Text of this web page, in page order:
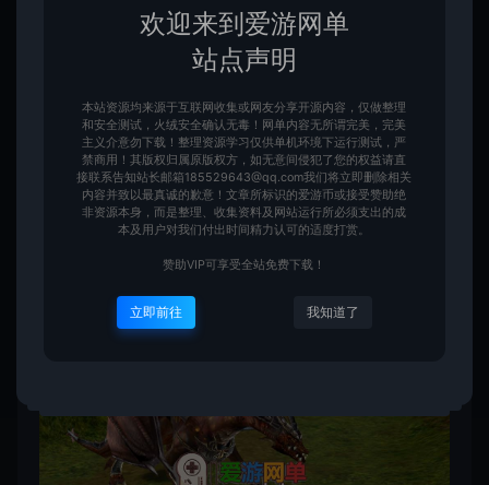
欢迎来到爱游网单
站点声明
本站资源均来源于互联网收集或网友分享开源内容，仅做整理
和安全测试，火绒安全确认无毒！网单内容无所谓完美，完美
主义介意勿下载！整理资源学习仅供单机环境下运行测试，严
禁商用！其版权归属原版权方，如无意间侵犯了您的权益请直
接联系告知站长邮箱185529643@qq.com我们将立即删除相关
内容并致以最真诚的歉意！文章所标识的爱游币或接受赞助绝
非资源本身，而是整理、收集资料及网站运行所必须支出的成
本及用户对我们付出时间精力认可的适度打赏。
赞助VIP可享受全站免费下载！
立即前往 我知道了